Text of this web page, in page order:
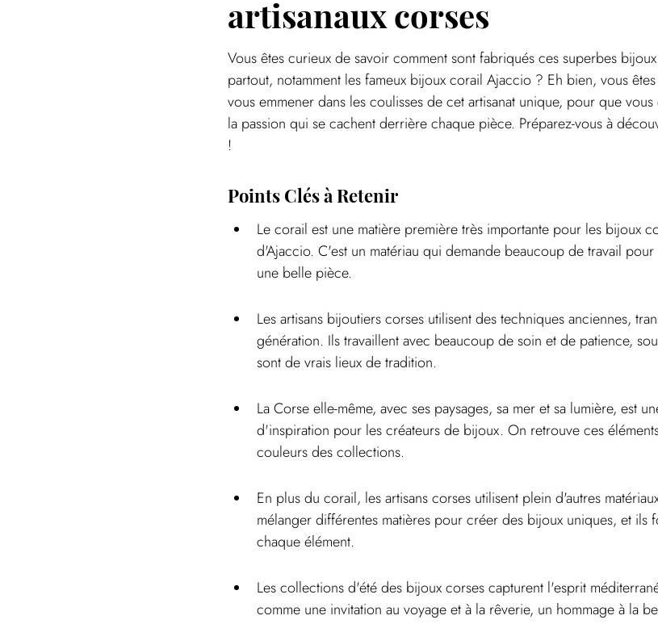
artisanaux corses
Vous êtes curieux de savoir comment sont fabriqués ces superbes
partout, notamment les fameux bijoux corail Ajaccio ? Eh bien, vous
vous emmener dans les coulisses de cet artisanat unique, pour que
la passion qui se cachent derrière chaque pièce. Préparez-vous à
!
Points Clés à Retenir
Le corail est une matière première très importante pour les bijoux
d'Ajaccio. C'est un matériau qui demande beaucoup de travail
une belle pièce.
Les artisans bijoutiers corses utilisent des techniques anciennes,
génération. Ils travaillent avec beaucoup de soin et de patience,
sont de vrais lieux de tradition.
La Corse elle-même, avec ses paysages, sa mer et sa lumière, est
d'inspiration pour les créateurs de bijoux. On retrouve ces
couleurs des collections.
En plus du corail, les artisans corses utilisent plein d'autres
mélanger différentes matières pour créer des bijoux uniques, et ils
chaque élément.
Les collections d'été des bijoux corses capturent l'esprit
comme une invitation au voyage et à la rêverie, un hommage à la